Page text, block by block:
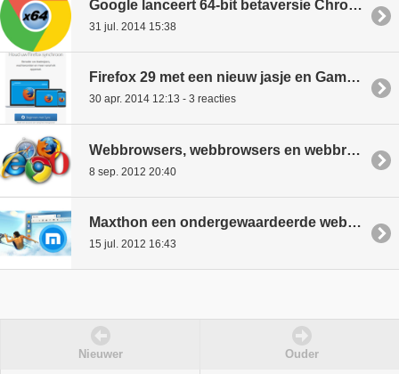
Google lanceert 64-bit betaversie Chrome
31 jul. 2014 15:38
Firefox 29 met een nieuw jasje en GamePad API
30 apr. 2014 12:13 - 3 reacties
Webbrowsers, webbrowsers en webbrowsers
8 sep. 2012 20:40
Maxthon een ondergewaardeerde webbrowser.
15 jul. 2012 16:43
Nieuwer Ouder